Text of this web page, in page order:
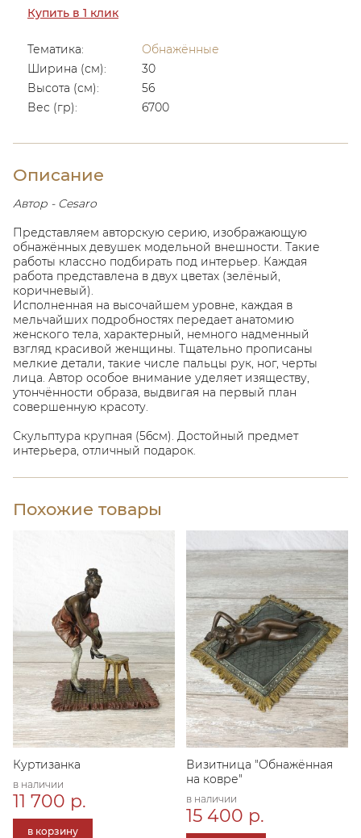
Купить в 1 клик
Тематика:
Обнажённые
Ширина (см):
30
Высота (см):
56
Вес (гр):
6700
Описание
Автор - Cesaro
Представляем авторскую серию, изображающую
обнажённых девушек модельной внешности. Такие
работы классно подбирать под интерьер. Каждая
работа представлена в двух цветах (зелёный,
коричневый).
Исполненная на высочайшем уровне, каждая в
мельчайших подробностях передает анатомию
женского тела, характерный, немного надменный
взгляд красивой женщины. Тщательно прописаны
мелкие детали, такие числе пальцы рук, ног, черты
лица. Автор особое внимание уделяет изяществу,
утончённости образа, выдвигая на первый план
совершенную красоту.
Скульптура крупная (56см). Достойный предмет
интерьера, отличный подарок.
Похожие товары
Куртизанка
в наличии
11 700 р.
в корзину
Визитница "Обнажённая
на ковре"
в наличии
15 400 р.